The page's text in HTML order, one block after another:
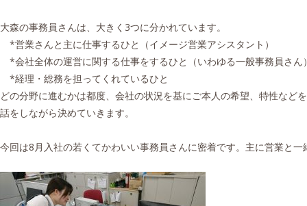
大森の事務員さんは、大きく3つに分かれています。
*営業さんと主に仕事するひと（イメージ営業アシスタント）
*会社全体の運営に関する仕事をするひと（いわゆる一般事務員さん
*経理・総務を担ってくれているひと
どの分野に進むかは都度、会社の状況を基にご本人の希望、特性など
話をしながら決めていきます。
今回は8月入社の若くてかわいい事務員さんに密着です。主に営業と